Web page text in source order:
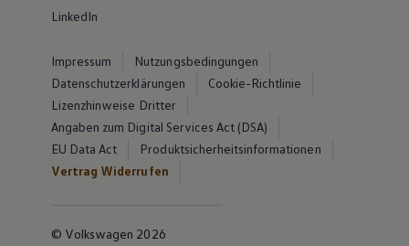
LinkedIn
Impressum
Nutzungsbedingungen
Datenschutzerklärungen
Cookie-Richtlinie
Lizenzhinweise Dritter
Angaben zum Digital Services Act (DSA)
EU Data Act
Produktsicherheitsinformationen
Vertrag Widerrufen
© Volkswagen 2026